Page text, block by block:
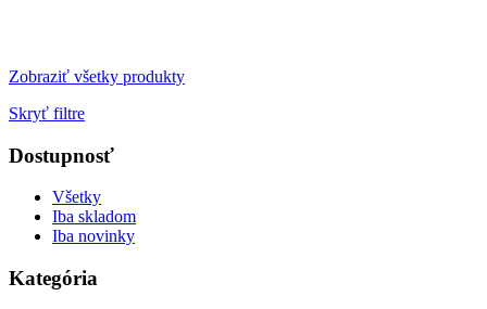
Zobraziť všetky produkty
Skryť filtre
Dostupnosť
Všetky
Iba skladom
Iba novinky
Kategória